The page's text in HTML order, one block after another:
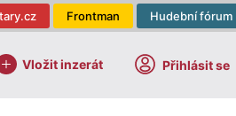
Hudební fórum
Frontman
Vložit inzerát Přihlásit se